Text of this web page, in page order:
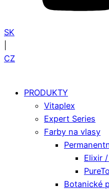
SK
CZ
PRODUKTY
Vitaplex
Expert Series
Farby na vlasy
Elixir
Botanické